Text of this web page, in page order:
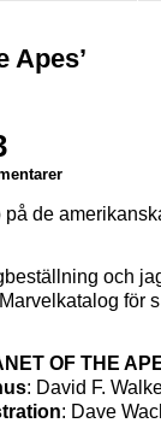
Apes’
på de
och
för
OF THE
: David F.
: Dave